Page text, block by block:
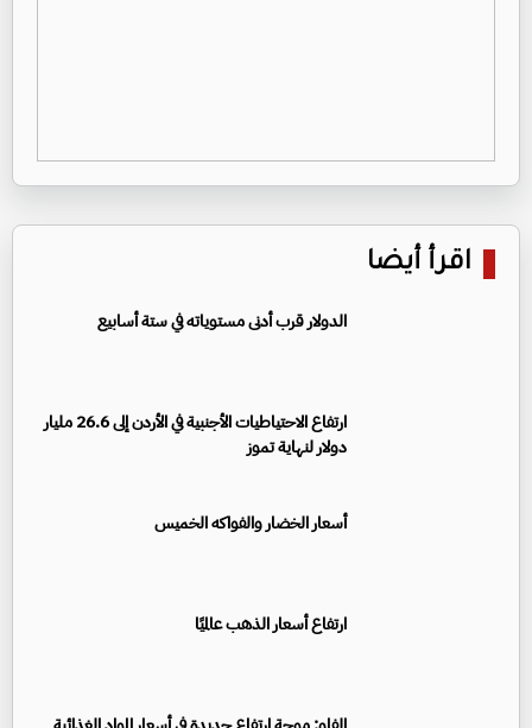
اقرأ أيضا
الدولار قرب أدنى مستوياته في ستة أسابيع
ارتفاع الاحتياطيات الأجنبية في الأردن إلى 26.6 مليار
دولار لنهاية تموز
أسعار الخضار والفواكه الخميس
ارتفاع أسعار الذهب عالميًا